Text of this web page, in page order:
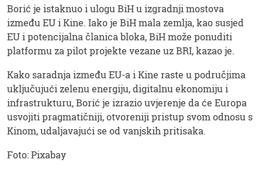
Borić je istaknuo i ulogu BiH u izgradnji mostova
između EU i Kine. Iako je BiH mala zemlja, kao susjed
EU i potencijalna članica bloka, BiH može ponuditi
platformu za pilot projekte vezane uz BRI, kazao je.
Kako saradnja između EU-a i Kine raste u područjima
uključujući zelenu energiju, digitalnu ekonomiju i
infrastrukturu, Borić je izrazio uvjerenje da će Europa
usvojiti pragmatičniji, otvoreniji pristup svom odnosu s
Kinom, udaljavajući se od vanjskih pritisaka.
Foto: Pixabay